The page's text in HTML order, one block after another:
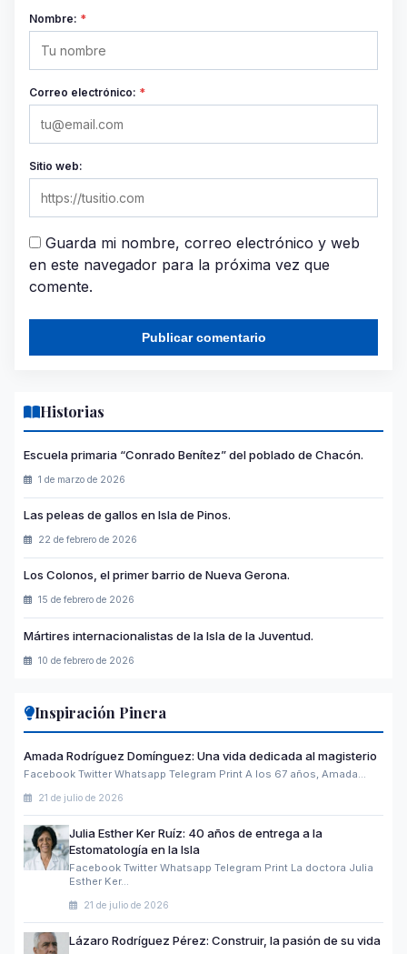
Nombre: *
Correo electrónico: *
Sitio web:
Guarda mi nombre, correo electrónico y web
en este navegador para la próxima vez que
comente.
Historias
Escuela primaria “Conrado Benítez” del poblado de Chacón.
1 de marzo de 2026
Las peleas de gallos en Isla de Pinos.
22 de febrero de 2026
Los Colonos, el primer barrio de Nueva Gerona.
15 de febrero de 2026
Mártires internacionalistas de la Isla de la Juventud.
10 de febrero de 2026
Inspiración Pinera
Amada Rodríguez Domínguez: Una vida dedicada al magisterio
Facebook Twitter Whatsapp Telegram Print A los 67 años, Amada…
21 de julio de 2026
Julia Esther Ker Ruíz: 40 años de entrega a la
Estomatología en la Isla
Facebook Twitter Whatsapp Telegram Print La doctora Julia
Esther Ker…
21 de julio de 2026
Lázaro Rodríguez Pérez: Construir, la pasión de su vida